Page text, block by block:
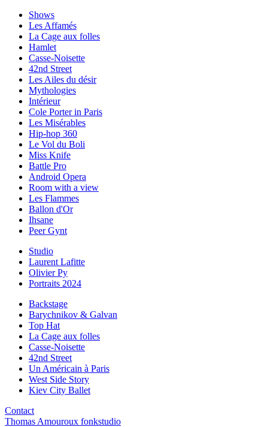
Shows
Les Affamés
La Cage aux folles
Hamlet
Casse-Noisette
42nd Street
Les Ailes du désir
Mythologies
Intérieur
Cole Porter in Paris
Les Misérables
Hip-hop 360
Le Vol du Boli
Miss Knife
Battle Pro
Android Opera
Room with a view
Les Flammes
Ballon d'Or
Ihsane
Peer Gynt
Studio
Laurent Lafitte
Olivier Py
Portraits 2024
Backstage
Barychnikov & Galvan
Top Hat
La Cage aux folles
Casse-Noisette
42nd Street
Un Américain à Paris
West Side Story
Kiev City Ballet
Contact
Thomas Amouroux fonkstudio